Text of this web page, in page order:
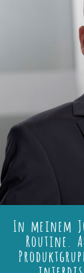
In meinem
Routine.